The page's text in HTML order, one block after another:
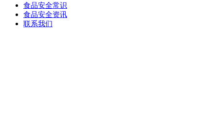
食品安全常识
食品安全资讯
联系我们